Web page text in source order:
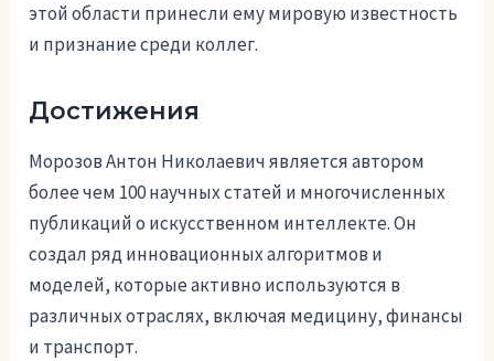
этой области принесли ему мировую известность
и признание среди коллег.
Достижения
Морозов Антон Николаевич является автором
более чем 100 научных статей и многочисленных
публикаций о искусственном интеллекте. Он
создал ряд инновационных алгоритмов и
моделей, которые активно используются в
различных отраслях, включая медицину, финансы
и транспорт.